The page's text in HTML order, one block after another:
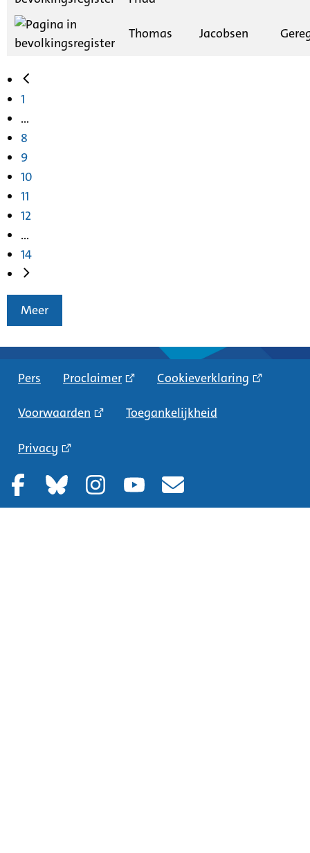
Thomas Jacobsen
1
...
8
9
10
11
12
...
14
Meer
Pers Proclaimer Cookieverklaring
Voorwaarden Toegankelijkheid
Privacy